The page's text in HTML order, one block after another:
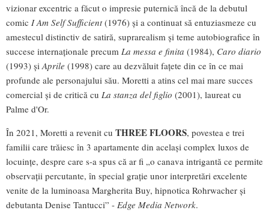
vizionar excentric a făcut o impresie puternică încă de la debutul
comic I Am Self Sufficient(1976) și a continuat să entuziasmeze cu
amestecul distinctiv de satiră, suprarealism și teme autobiografice în
succese internaționale precum La messa e finita (1984), Caro diario
(1993) și Aprile (1998) care au dezvăluit fațete din ce în ce mai
profunde ale personajului său. Moretti a atins cel mai mare succes
comercial și de critică cu La stanza del figlio (2001), laureat cu
Palme d'Or.
În 2021, Moretti a revenit cu THREE FLOORS, povestea e trei
familii care trăiesc în 3 apartamente din același complex luxos de
locuințe, despre care s-a spus că ar fi „o canava intrigantă ce permite
observații percutante, în special grație unor interpretări excelente
venite de la luminoasa Margherita Buy, hipnotica Rohrwacher și
debutanta Denise Tantucci” - Edge Media Network.